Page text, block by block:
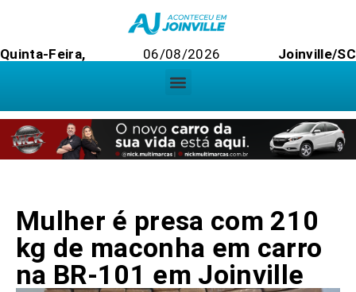
Quinta-Feira, 06/08/2026 Joinville/SC
Mulher é presa com 210
kg de maconha em carro
na BR-101 em Joinville